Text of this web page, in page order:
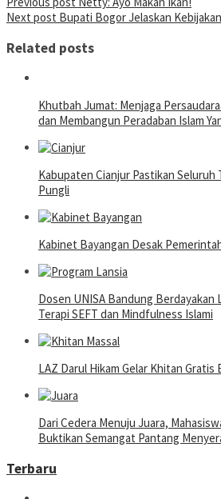
Post
navigation
Next post Bupati Bogor Jelaskan
Related posts
Khutbah Jumat: Menjaga
dan Membangun Peradaban Islam
Kabupaten Cianjur Pastikan Seluruh
Pungli
Kabinet Bayangan Desak
Dosen UNISA Bandung Berdayakan
Terapi SEFT dan Mindfulness Islami
LAZ Darul Hikam Gelar Khitan
Dari Cedera Menuju Juara,
Buktikan Semangat Pantang
Terbaru